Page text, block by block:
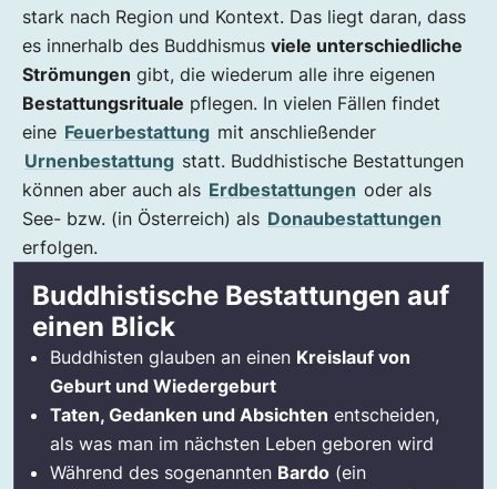
Was gibt es für Trauerrituale im Buddhismus?
Buddhistische Beerdigungen in Österreich
Buddhistische Friedhöfe in Österreich
Was kostet eine buddhistische Bestattung in
Österreich?
stark nach Region und Kontext. Das liegt daran, dass
es innerhalb des Buddhismus viele unterschiedliche
Strömungen gibt, die wiederum alle ihre eigenen
Bestattungsrituale pflegen. In vielen Fällen findet
eine Feuerbestattung mit anschließender
Urnenbestattung statt. Buddhistische Bestattungen
können aber auch als Erdbestattungen oder als
See- bzw. (in Österreich) als Donaubestattungen
erfolgen.
Buddhistische Bestattungen auf
einen Blick
Buddhisten glauben an einen Kreislauf von
Geburt und Wiedergeburt
Taten, Gedanken und Absichten entscheiden,
als was man im nächsten Leben geboren wird
Während des sogenannten Bardo (ein